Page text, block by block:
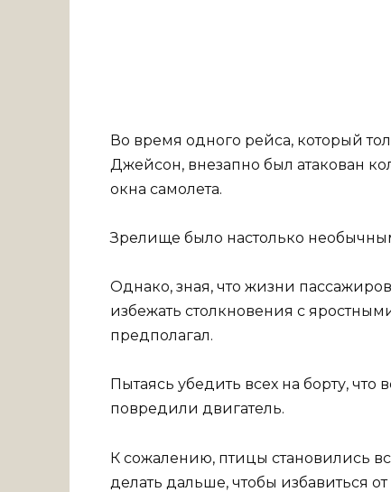
Во время одного рейса, который
Джейсон, внезапно был атакован
окна самолета.
Зрелище было настолько
Однако, зная, что жизни
избежать столкновения с
предполагал.
Пытаясь убедить всех на борту,
повредили двигатель.
К сожалению, птицы становились
делать дальше, чтобы избавиться от